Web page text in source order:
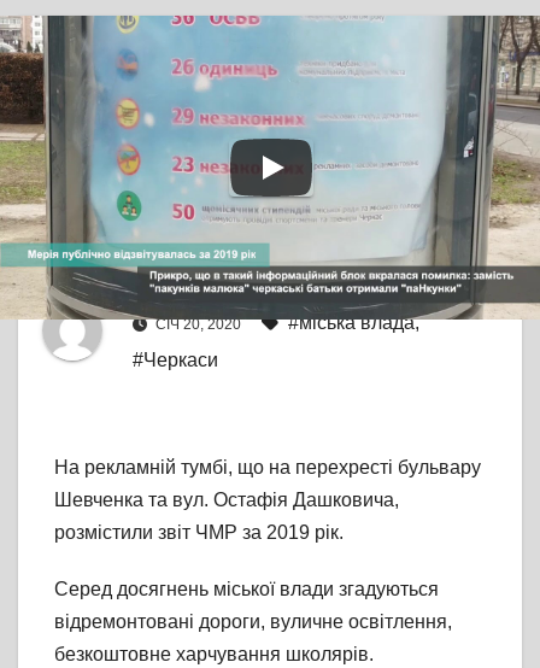
БЕЗ КОМЕНТАРІВ
Мерія публічно
відзвітувалась за 2019
рік
Від editor
СІЧ 20, 2020 #міська влада,
#Черкаси
На рекламній тумбі, що на перехресті бульвару
Шевченка та вул. Остафія Дашковича,
розмістили звіт ЧМР за 2019 рік.
Серед досягнень міської влади згадуються
відремонтовані дороги, вуличне освітлення,
безкоштовне харчування школярів.